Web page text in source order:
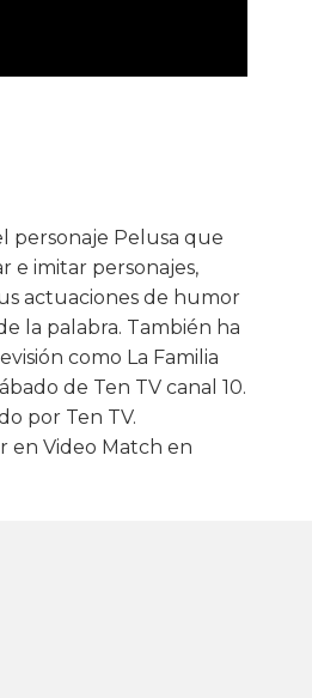
personaje Pelusa que
e imitar personajes,
actuaciones de humor
la palabra. También ha
como La Familia
de Ten TV canal 10.
por Ten TV.
en Video Match en